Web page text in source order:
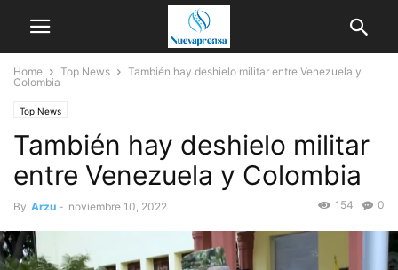
Home Top News
También hay deshielo militar entre Venezuela y
Colombia
Top News
También hay deshielo militar
entre Venezuela y Colombia
By Arzu - noviembre 10, 2022 0
154